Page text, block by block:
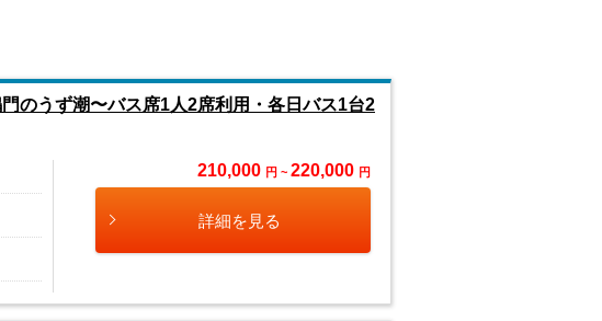
のうず潮〜バス席1人2席利用・各日バス1台2
210,000 円 ~ 220,000 円
詳細を見る